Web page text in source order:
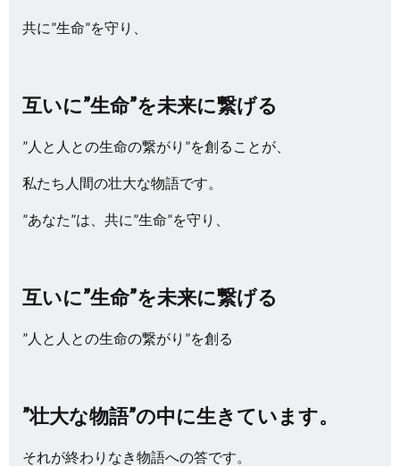
共に”生命”を守り、
互いに”生命”を未来に繋げる
”人と人との生命の繋がり”を創ることが、
私たち人間の壮大な物語です。
”あなた”は、共に”生命”を守り、
互いに”生命”を未来に繋げる
”人と人との生命の繋がり”を創る
”壮大な物語”の中に生きています。
それが終わりなき物語への答です。